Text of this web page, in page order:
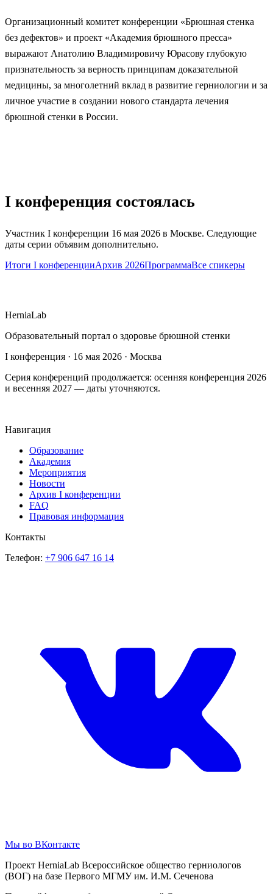
Организационный комитет конференции «Брюшная стенка
без дефектов» и проект «Академия брюшного пресса»
выражают Анатолию Владимировичу Юрасову глубокую
признательность за верность принципам доказательной
медицины, за многолетний вклад в развитие герниологии и за
личное участие в создании нового стандарта лечения
брюшной стенки в России.
I конференция состоялась
Участник I конференции 16 мая 2026 в Москве. Следующие
даты серии объявим дополнительно.
Итоги I конференцииАрхив 2026ПрограммаВсе спикеры
HerniaLab
Образовательный портал о здоровье брюшной стенки
I конференция · 16 мая 2026 · Москва
Серия конференций продолжается: осенняя конференция 2026
и весенняя 2027 — даты уточняются.
Навигация
Образование
Академия
Мероприятия
Новости
Архив I конференции
FAQ
Правовая информация
Контакты
Телефон: +7 906 647 16 14
Мы во ВКонтакте
Проект HerniaLab Всероссийское общество герниологов
(ВОГ) на базе Первого МГМУ им. И.М. Сеченова